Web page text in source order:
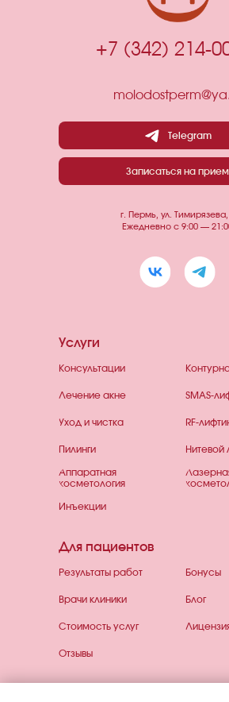
Услуги
Консультации
Лечение акне
Уход и чистка
Пилинги
Инъекции
Нитевой
SMAS-
RF-
Аппаратная
косметология
Записаться на прием
Telegram
+7 (342) 214-
г. Пермь, ул. Тимирязева,
Ежедневно с 9:00 —
Для пациентов
Результаты работ
Врачи клиники
Стоимость услуг
Отзывы
Бонусы
Блог